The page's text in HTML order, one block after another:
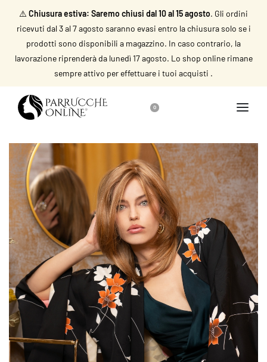
⚠️ Chiusura estiva: Saremo chiusi dal 10 al 15 agosto. Gli ordini
ricevuti dal 3 al 7 agosto saranno evasi entro la chiusura solo se i
prodotti sono disponibili a magazzino. In caso contrario, la
lavorazione riprenderà da lunedì 17 agosto. Lo shop online rimane
sempre attivo per effettuare i tuoi acquisti .
0